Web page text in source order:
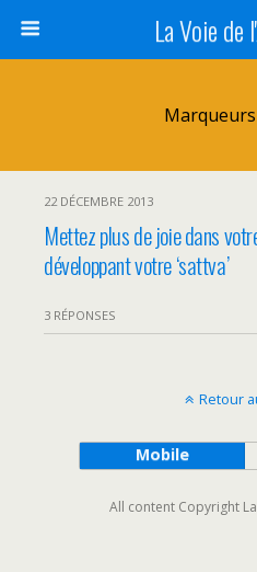
La Voie de
Marqueurs
22 DÉCEMBRE 2013
Mettez plus de joie dans
développant votre ‘sattva’
3 RÉPONSES
Retour
Mobile
All content Copyright